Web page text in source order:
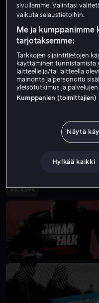
Alk. 4,99 €
sivullamme. Valintasi
vaikuta selaustietoihin.
Me ja kumppanimme
tarjotaksemme:
Tarkkojen sijaintitietojen
käyttäminen tunnistamista
laitteelle ja/tai laitteella
mainonta ja personoitu
yleisötutkimus ja
Kumppanien (toimittajien)
Näytä
Hylkää kaikki